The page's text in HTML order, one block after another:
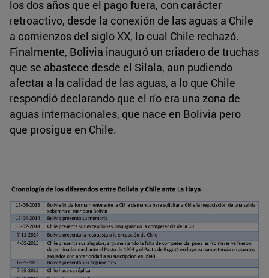
los dos años que el pago fuera, con carácter
retroactivo, desde la conexión de las aguas a Chile
a comienzos del siglo XX, lo cual Chile rechazó.
Finalmente, Bolivia inauguró un criadero de truchas
que se abastece desde el Silala, aun pudiendo
afectar a la calidad de las aguas, a lo que Chile
respondió declarando que el río era una zona de
aguas internacionales, que nace en Bolivia pero
que prosigue en Chile.